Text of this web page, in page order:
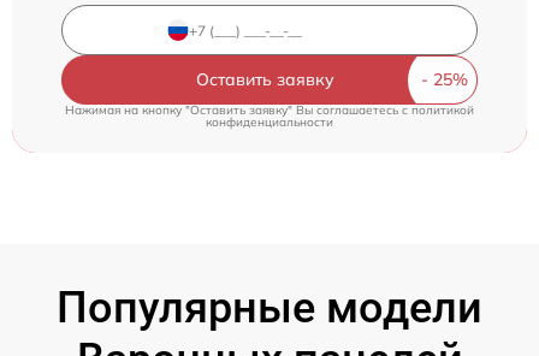
Оставить заявку
Нажимая на кнопку "Оставить заявку" Вы соглашаетесь cполитикой
конфиденциальности
Популярные модели